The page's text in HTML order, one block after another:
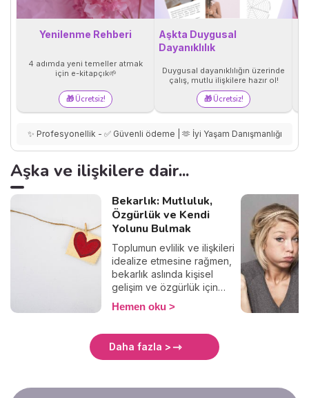
Yenilenme Rehberi
4 adımda yeni temeller atmak
için e-kitapçık🌱
🎁 Ücretsiz!
Aşkta Duygusal
Dayanıklılık
Duygusal dayanıklılığın üzerinde
çalış, mutlu ilişkilere hazır ol!
🎁 Ücretsiz!
✨ Profesyonellik - ✅ Güvenli ödeme | 🫶 İyi Yaşam Danışmanlığı
Aşka ve ilişkilere dair...
Bekarlık: Mutluluk,
Özgürlük ve Kendi
Yolunu Bulmak
Toplumun evlilik ve ilişkileri
idealize etmesine rağmen,
bekarlık aslında kişisel
gelişim ve özgürlük için
eşsiz bir fırsattır. Bu dönem,
kendini daha iyi tanıma,
gerçek arzularına
odaklanma zamanı olabilir.
Hemen oku
Daha fazla >